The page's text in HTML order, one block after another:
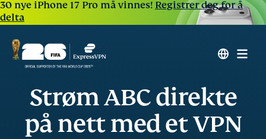
30 nye iPhone 17 Pro må vinnes! Registrer deg for å
delta
Strøm ABC direkte
på nett med et VPN